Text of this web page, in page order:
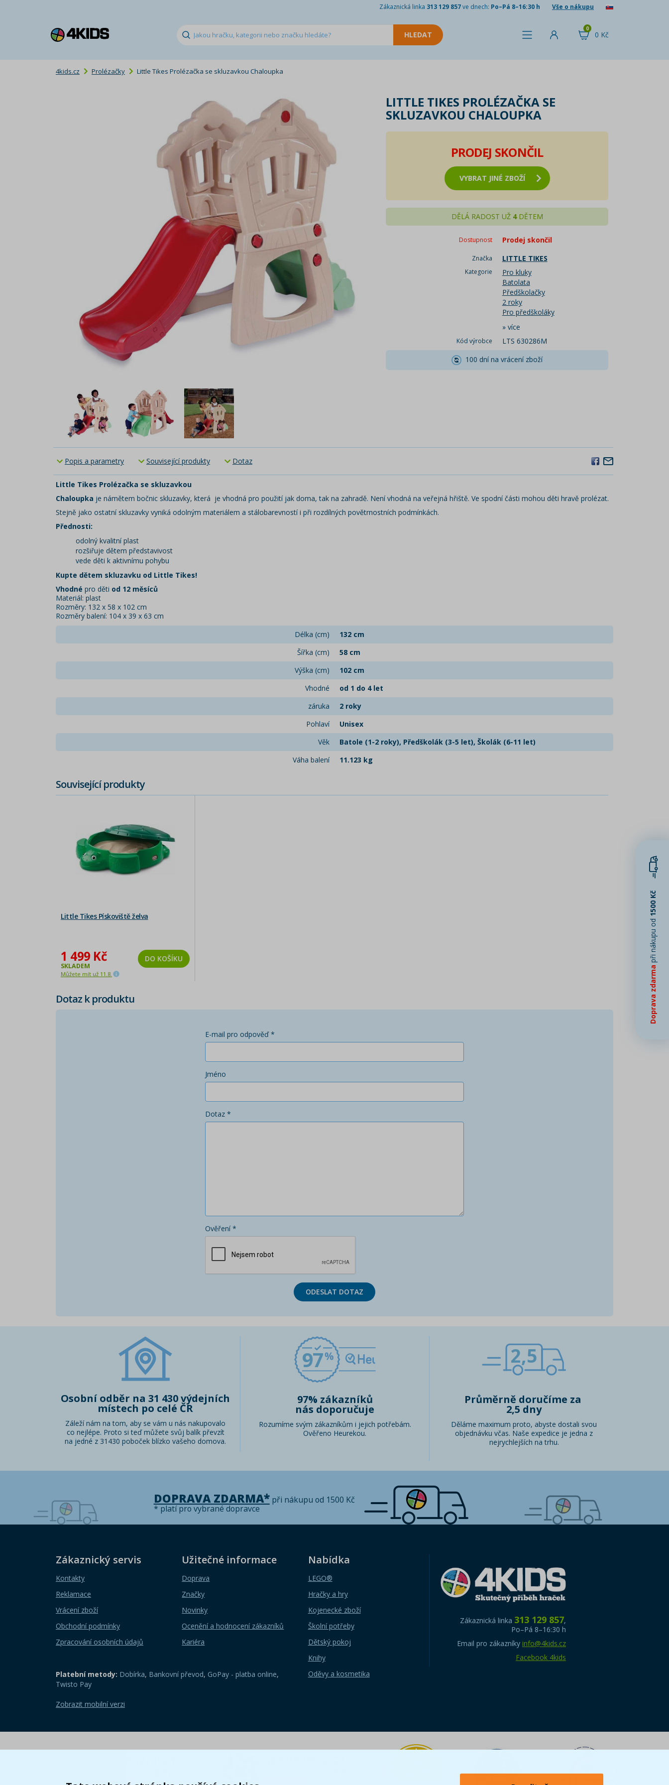
Zákaznická linka 313 129 857ve dnech: Po–Pá 8–16:30 h Vše o nákupu
0 Kč
0
4kids.cz Prolézačky Little Tikes Prolézačka se skluzavkou Chaloupka
LITTLE TIKES PROLÉZAČKA SE
SKLUZAVKOU CHALOUPKA
PRODEJ SKONČIL
VYBRAT JINÉ ZBOŽÍ
DĚLÁ RADOST UŽ 4DĚTEM
Dostupnost Prodej skončil
Značka LITTLE TIKES
Kategorie
Pro kluky
Batolata
Předškolačky
2 roky
Pro předškoláky
» více
Kód výrobce
LTS 630286M
100 dní na vrácení zboží
Popis a parametry Související produkty Dotaz
Little Tikes Prolézačka se skluzavkou
Chaloupka je námětem bočnic skluzavky, která je vhodná pro použití jak doma, tak na zahradě. Není vhodná na veřejná hřiště. Ve spodní části mohou děti hravě prolézat.
Stejně jako ostatní skluzavky vyniká odolným materiálem a stálobarevností i při rozdílných povětrnostních podmínkách.
Přednosti:
odolný kvalitní plast
rozšiřuje dětem představivost
vede děti k aktivnímu pohybu
Kupte dětem skluzavku od Little Tikes!
Vhodné pro děti od 12 měsíců
Materiál: plast
Rozměry: 132 x 58 x 102 cm
Rozměry balení: 104 x 39 x 63 cm
Délka (cm)
132 cm
Šířka (cm)
58 cm
Výška (cm)
102 cm
Vhodné
od 1 do 4 let
záruka
2 roky
Pohlaví
Unisex
Věk
Batole (1-2 roky), Předškolák (3-5 let), Školák (6-11 let)
Váha balení
11.123 kg
Související produkty
Little Tikes Pískoviště želva
1 499 Kč
SKLADEM
Můžete mít už 11.8.
DO KOŠÍKU
Dotaz k produktu
E-mail pro odpověď *
Jméno
Dotaz *
Ověření *
ODESLAT DOTAZ
Osobní odběr na 31 430 výdejních
místech po celé ČR
Záleží nám na tom, aby se vám u nás nakupovalo
co nejlépe. Proto si teď můžete svůj balík převzít
na jedné z 31430 poboček blízko vašeho domova.
97
97% zákazníků
nás doporučuje
Rozumíme svým zákazníkům i jejich potřebám.
Ověřeno Heurekou.
2,5
Průměrně doručíme za
2,5 dny
Děláme maximum proto, abyste dostali svou
objednávku včas. Naše expedice je jedna z
nejrychlejších na trhu.
DOPRAVA ZDARMA*při nákupu od 1500 Kč
* platí pro vybrané dopravce
Zákaznický servis
Kontakty
Reklamace
Vrácení zboží
Obchodní podmínky
Zpracování osobních údajů
Užitečné informace
Doprava
Značky
Novinky
Ocenění a hodnocení zákazníků
Kariéra
Nabídka
LEGO®
Hračky a hry
Kojenecké zboží
Školní potřeby
Dětský pokoj
Knihy
Oděvy a kosmetika
Platební metody: Dobírka, Bankovní převod, GoPay - platba online,
Twisto Pay
Zobrazit mobilní verzi
Zákaznická linka 313 129 857,
Po–Pá 8–16:30 h
Email pro zákazníky info@4kids.cz
Facebook 4kids
Doprava zdarma
při nákupu od
1500 Kč